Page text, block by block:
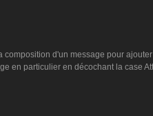
composition d'un message pour
en particulier en décochant la case